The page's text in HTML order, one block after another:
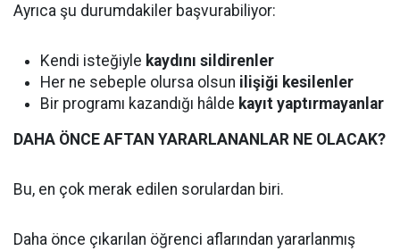
Ayrıca şu durumdakiler başvurabiliyor:
Kendi isteğiyle kaydını sildirenler
Her ne sebeple olursa olsun ilişiği kesilenler
Bir programı kazandığı hâlde kayıt yaptırmayanlar
DAHA ÖNCE AFTAN YARARLANANLAR NE OLACAK?
Bu, en çok merak edilen sorulardan biri.
Daha önce çıkarılan öğrenci aflarından yararlanmış